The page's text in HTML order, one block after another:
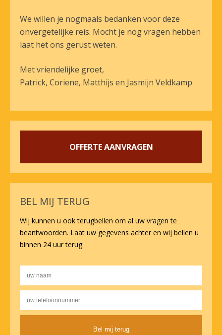
We willen je nogmaals bedanken voor deze
onvergetelijke reis. Mocht je nog vragen hebben
laat het ons gerust weten.
Met vriendelijke groet,
Patrick, Coriene, Matthijs en Jasmijn Veldkamp
OFFERTE AANVRAGEN
BEL MIJ TERUG
Wij kunnen u ook terugbellen om al uw vragen te
beantwoorden. Laat uw gegevens achter en wij bellen u
binnen 24 uur terug.